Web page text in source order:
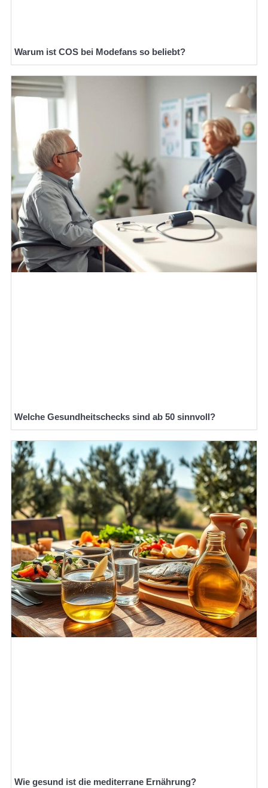
Warum ist COS bei Modefans so beliebt?
Welche Gesundheitschecks sind ab 50 sinnvoll?
Wie gesund ist die mediterrane Ernährung?